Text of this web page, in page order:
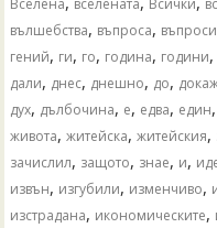
Вселена вселената Всички
вълшебства, въпроса, въпроси
гений, ги, го, година, години,
дали, днес, днешно, до,
дух, дълбочина, е, едва, един,
живота,житейска,житейския,
зачислил, защото, знае, и,
извън, изгубили, изменчиво,
изстрадана, икономическите,